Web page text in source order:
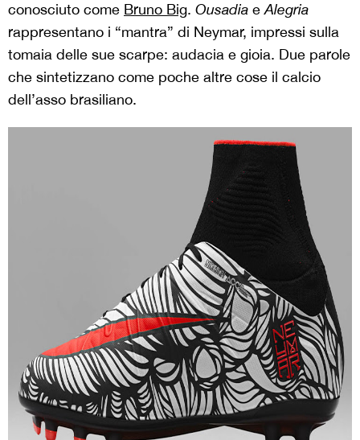
conosciuto come Bruno Big. Ousadia eAlegria
rappresentano i “mantra” di Neymar, impressi sulla
tomaia delle sue scarpe: audacia e gioia. Due parole
che sintetizzano come poche altre cose il calcio
dell’asso brasiliano.